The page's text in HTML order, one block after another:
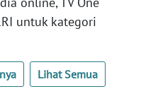
untuk kategori
Lihat Semua